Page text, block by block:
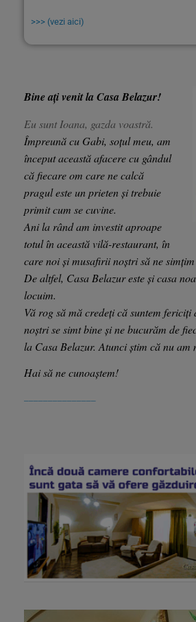
>>> (vezi aici)
Bine ați venit la Casa Belazur!
Eu sunt Ioana, gazda voastră.
Împreună cu Gabi, soțul meu, am
început această afacere cu gândul
că fiecare om care ne calcă
pragul este un prieten și trebuie
primit cum se cuvine.
Ani la rând am investit aproape
totul în această vilă-restaurant, în
care noi și musafirii noștri să ne simțim
De altfel, Casa Belazur este și casa
locuim.
Vă rog să mă credeți că suntem fericiți
noștri se simt bine și ne bucurăm de
la Casa Belazur. Atunci știm că nu am
Hai să ne cunoaștem!